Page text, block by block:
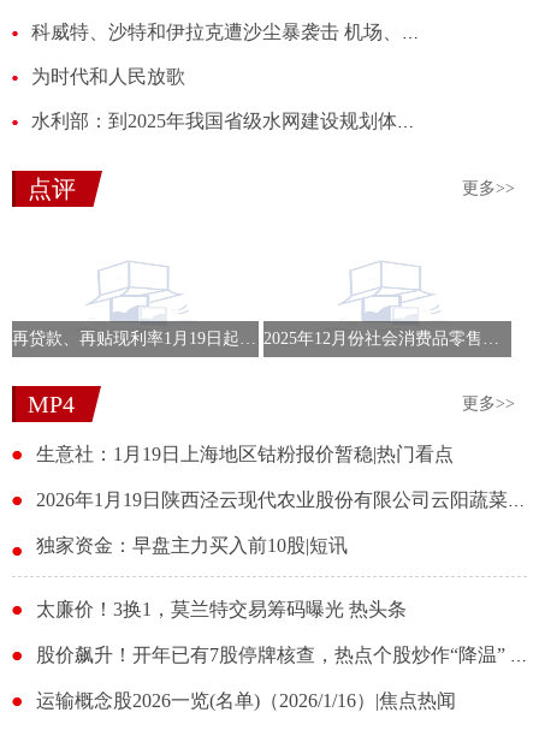
科威特、沙特和伊拉克遭沙尘暴袭击 机场、机关等关闭
为时代和人民放歌
水利部：到2025年我国省级水网建设规划体系全面建立
点评 更多>>
再贷款、再贴现利率1月19日起下调 2025年12月份社会消费品零售总额增长0.9%
MP4 更多>>
生意社：1月19日上海地区钴粉报价暂稳|热门看点
2026年1月19日陕西泾云现代农业股份有限公司云阳蔬菜批发市场价格行情|视点
独家资金：早盘主力买入前10股|短讯
太廉价！3换1，莫兰特交易筹码曝光 热头条
股价飙升！开年已有7股停牌核查，热点个股炒作“降温” 热点聚焦
运输概念股2026一览(名单)（2026/1/16）|焦点热闻